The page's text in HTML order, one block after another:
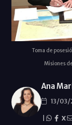
Toma de
Misiones
Ana
13/03/
X